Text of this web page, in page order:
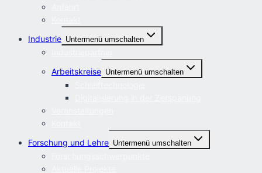
Industrie Untermenü umschalten
Arbeitskreise Untermenü umschalten
Forschung und Lehre Untermenü umschalten